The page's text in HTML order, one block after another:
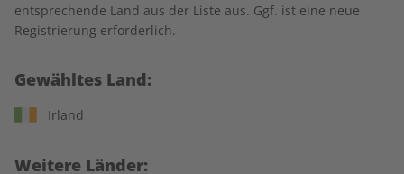
20 Artikel
Filter
entsprechende Land aus der Liste aus. Ggf. ist eine neue
Registrierung erforderlich.
Gewähltes Land:
Irland
Weitere Länder: